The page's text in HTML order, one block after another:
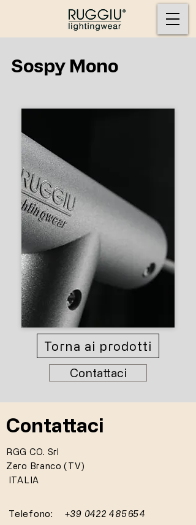
Sospy Mono
Torna ai prodotti
Contattaci
Contattaci
RGG CO. Srl
Zero Branco (TV)
ITALIA
Telefono:
+39 0422 485654